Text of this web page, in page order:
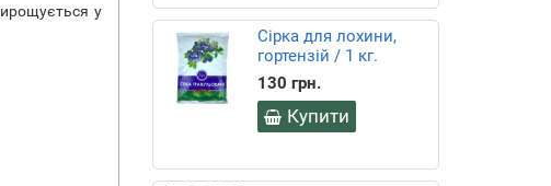
у
Сірка для лохини,
гортензій / 1 кг.
130 грн.
Купити